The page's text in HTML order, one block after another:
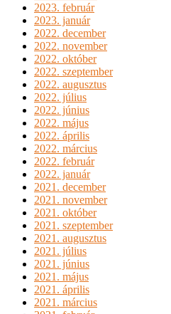
2023. február
2023. január
2022. december
2022. november
2022. október
2022. szeptember
2022. augusztus
2022. július
2022. június
2022. május
2022. április
2022. március
2022. február
2022. január
2021. december
2021. november
2021. október
2021. szeptember
2021. augusztus
2021. július
2021. június
2021. május
2021. április
2021. március